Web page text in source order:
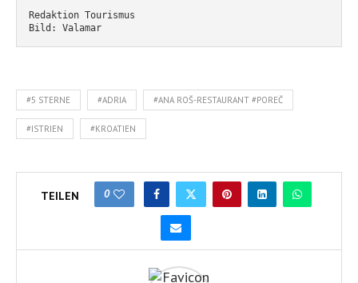
Redaktion Tourismus
Bild: Valamar
#5 STERNE #ADRIA #ANA ROŠ-RESTAURANT #POREČ
#ISTRIEN #KROATIEN
TEILEN 0